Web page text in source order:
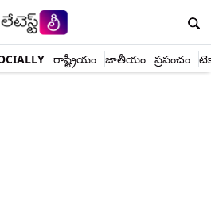
రాష్ట్రీయం జాతీయం ప్రపంచం